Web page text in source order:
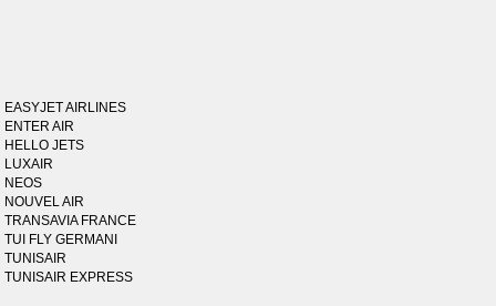
EASYJET AIRLINES
ENTER AIR
HELLO JETS
LUXAIR
NEOS
NOUVEL AIR
TRANSAVIA FRANCE
TUI FLY GERMANI
TUNISAIR
TUNISAIR EXPRESS